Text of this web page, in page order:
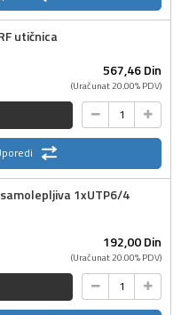
utičnica
567,46Din
(Uračunat 20.00% PDV)
1xUTP6/4
192,00Din
(Uračunat 20.00% PDV)